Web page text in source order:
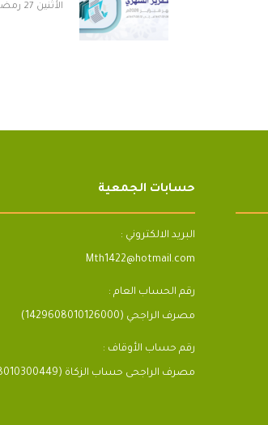
الأثنين 27 رمضان 1447هـ
حسابات الجمعية
البريد الالكتروني :
Mth1422@hotmail.com
رقم الحساب العام :
مصرف الراجحي (1429608010126000)
رقم حساب الأوقاف :
مصرف الراجحى حساب الزكاة (142608010300449)